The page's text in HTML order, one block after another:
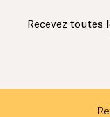
Recevez toutes